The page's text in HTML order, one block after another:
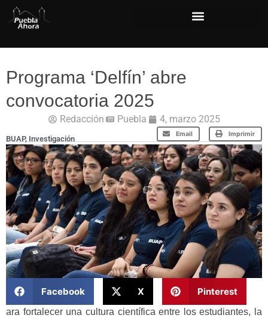
Programa ‘Delfín’ abre
convocatoria 2025
Redacción Puebla 4, marzo 2025
Email Imprimir
BUAP, Investigación
Facebook X Pinterest
ara fortalecer una cultura científica entre los estudiantes, la